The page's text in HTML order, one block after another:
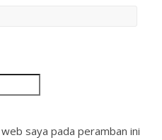
saya pada peramban ini